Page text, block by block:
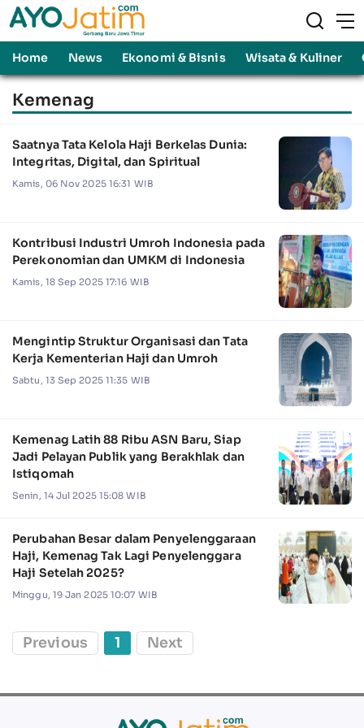
Home News Ekonomi & Bisnis Wisata & Kuliner
Kemenag
Saatnya Tata Kelola Haji Berkelas Dunia:
Integritas, Digital, dan Spiritual
Kamis, 06 Nov 2025 16:31 WIB
Kontribusi Industri Umroh Indonesia pada
Perekonomian dan UMKM di Indonesia
Kamis, 18 Sep 2025 17:16 WIB
Mengintip Struktur Organisasi dan Tata
Kerja Kementerian Haji dan Umroh
Sabtu, 13 Sep 2025 11:35 WIB
Kemenag Latih 88 Ribu ASN Baru, Siap
Jadi Pelayan Publik yang Berakhlak dan
Istiqomah
Senin, 14 Jul 2025 15:08 WIB
Perubahan Besar dalam Penyelenggaraan
Haji, Kemenag Tak Lagi Penyelenggara
Haji Setelah 2025?
Minggu, 19 Jan 2025 10:07 WIB
Previous 1 Next